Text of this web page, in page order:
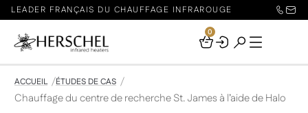
LEADER FRANÇAIS DU CHAUFFAGE INFRAROUGE
Your
0
ACCUEIL ÉTUDES DE CAS
Chauffage du centre de recherche St. James à l’aide de Halo